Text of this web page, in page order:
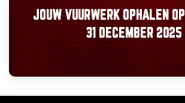
JOUW VUURWERK OPHALEN OP
31 DECEMBER 2025